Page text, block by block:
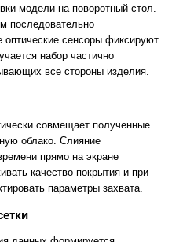
модели на поворотный стол.
последовательно
оптические сенсоры фиксируют
набор частично
все стороны изделия.
совмещает полученные
облако. Слияние
прямо на экране
качество покрытия и при
параметры захвата.